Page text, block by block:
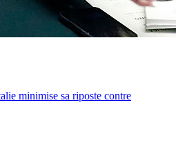
minimise sa riposte contre